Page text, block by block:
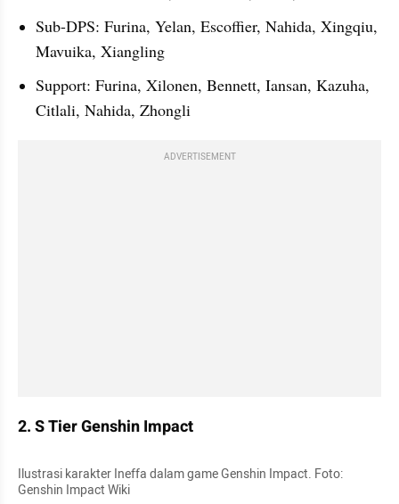
Sub-DPS: Furina, Yelan, Escoffier, Nahida, Xingqiu,
Mavuika, Xiangling
Support: Furina, Xilonen, Bennett, Iansan, Kazuha,
Citlali, Nahida, Zhongli
ADVERTISEMENT
2. S Tier Genshin Impact
Ilustrasi karakter Ineffa dalam game Genshin Impact. Foto:
Genshin Impact Wiki